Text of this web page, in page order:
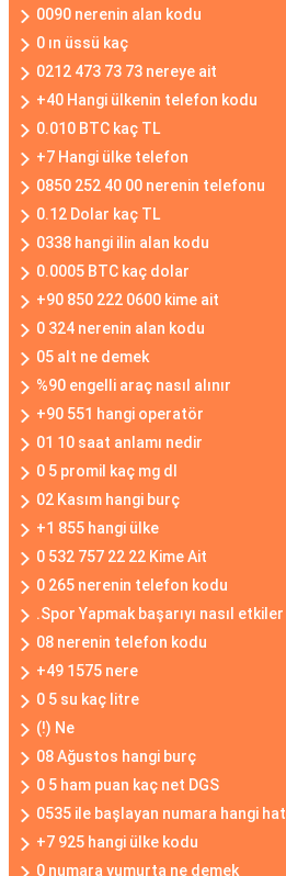
0090 nerenin alan kodu
0 ın üssü kaç
0212 473 73 73 nereye ait
+40 Hangi ülkenin telefon kodu
0.010 BTC kaç TL
+7 Hangi ülke telefon
0850 252 40 00 nerenin telefonu
0.12 Dolar kaç TL
0338 hangi ilin alan kodu
0.0005 BTC kaç dolar
+90 850 222 0600 kime ait
0 324 nerenin alan kodu
05 alt ne demek
%90 engelli araç nasıl alınır
+90 551 hangi operatör
01 10 saat anlamı nedir
0 5 promil kaç mg dl
02 Kasım hangi burç
+1 855 hangi ülke
0 532 757 22 22 Kime Ait
0 265 nerenin telefon kodu
.Spor Yapmak başarıyı nasıl etkiler
08 nerenin telefon kodu
+49 1575 nere
0 5 su kaç litre
(!) Ne
08 Ağustos hangi burç
0 5 ham puan kaç net DGS
0535 ile başlayan numara hangi hat
+7 925 hangi ülke kodu
0 numara yumurta ne demek